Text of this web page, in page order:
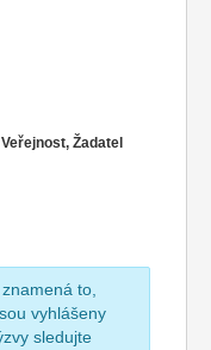
Veřejnost, Žadatel
to,
vyhlášeny
sledujte